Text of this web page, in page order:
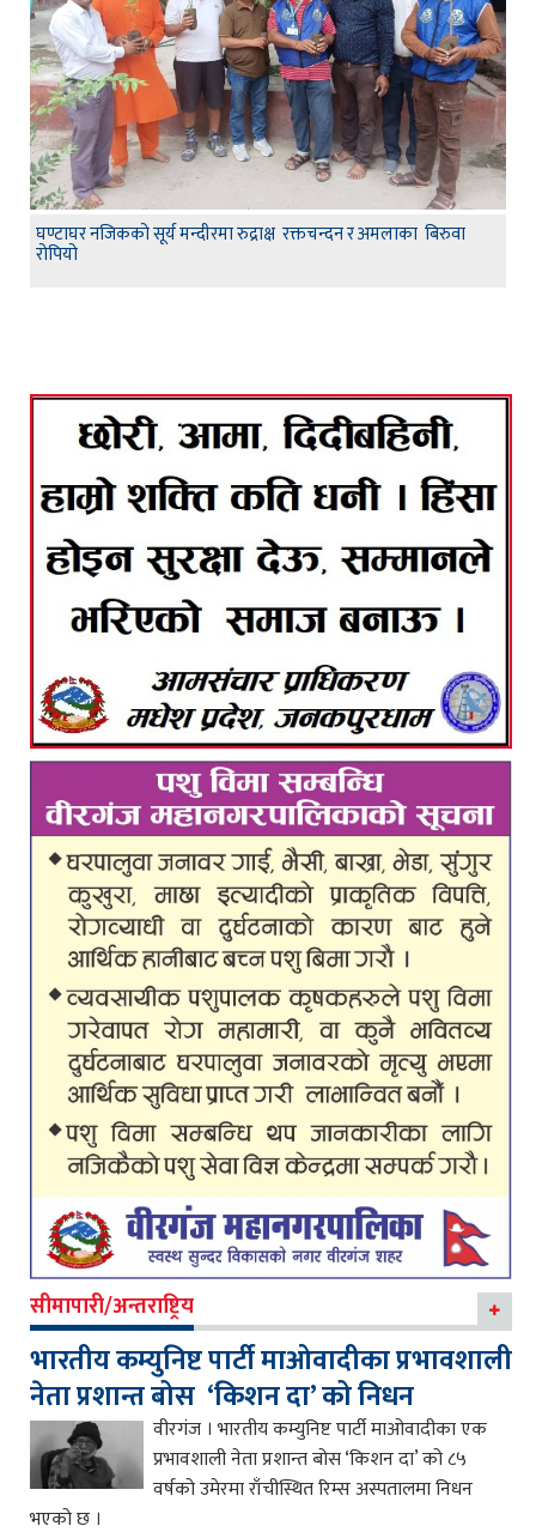
घण्टाघर नजिकको सूर्य मन्दीरमा रुद्राक्ष रक्तचन्दन र अमलाका बिरुवा
रोपियो
सीमापारी/अन्तराष्ट्रिय
भारतीय कम्युनिष्ट पार्टी माओवादीका प्रभावशाली
नेता प्रशान्त बोस ‘किशन दा’ को निधन
वीरगंज । भारतीय कम्युनिष्ट पार्टी माओवादीका एक
प्रभावशाली नेता प्रशान्त बोस ‘किशन दा’ को ८५
वर्षको उमेरमा राँचीस्थित रिम्स अस्पतालमा निधन
भएको छ ।